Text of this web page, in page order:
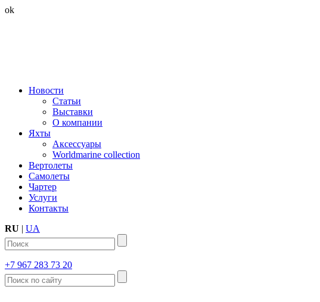
ok
Новости
Статьи
Выставки
О компании
Яхты
Аксессуары
Worldmarine collection
Вертолеты
Самолеты
Чартер
Услуги
Контакты
RU | UA
+7 967 283 73 20